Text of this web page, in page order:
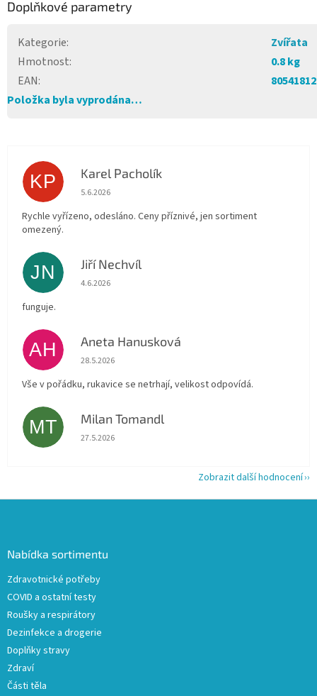
Doplňkové parametry
Kategorie:
Zvířata
Hmotnost:
0.8 kg
EAN:
Položka byla vyprodána…
KP Karel Pacholík
Hodnocení obchodu je 4 z 5 hvězdiček.
5.6.2026
Rychle vyřízeno, odesláno. Ceny příznivé, jen sortiment
omezený.
JN Jiří Nechvíl
Hodnocení obchodu je 5 z 5 hvězdiček.
4.6.2026
funguje.
AH Aneta Hanusková
Hodnocení obchodu je 5 z 5 hvězdiček.
28.5.2026
Vše v pořádku, rukavice se netrhají, velikost odpovídá.
MT Milan Tomandl
Hodnocení obchodu je 5 z 5 hvězdiček.
27.5.2026
Zobrazit další hodnocení
Nabídka sortimentu
Zdravotnické potřeby
COVID a ostatní testy
Roušky a respirátory
Dezinfekce a drogerie
Doplňky stravy
Zdraví
Části těla